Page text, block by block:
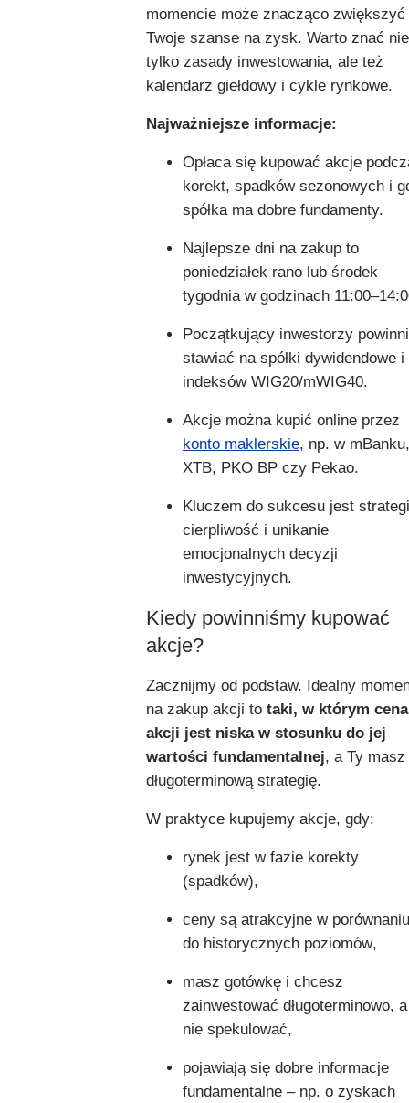
momencie może znacząco zwiększyć
Twoje szanse na zysk. Warto znać nie
tylko zasady inwestowania, ale też
kalendarz giełdowy i cykle rynkowe.
Najważniejsze informacje:
Opłaca się kupować akcje
korekt, spadków sezonowych i
spółka ma dobre fundamenty.
Najlepsze dni na zakup to
poniedziałek rano lub środek
tygodnia w godzinach
Początkujący inwestorzy powinni
stawiać na spółki dywidendowe i
indeksów WIG20/mWIG40.
Akcje można kupić online przez
konto maklerskie, np. w mBanku,
XTB, PKO BP czy Pekao.
Kluczem do sukcesu jest
cierpliwość i unikanie
emocjonalnych decyzji
inwestycyjnych.
Kiedy powinniśmy kupować
akcje?
Zacznijmy od podstaw. Idealny
na zakup akcji to taki, w którym cena
akcji jest niska w stosunku do jej
wartości fundamentalnej, a Ty masz
długoterminową strategię.
W praktyce kupujemy akcje, gdy:
rynek jest w fazie korekty
(spadków),
ceny są atrakcyjne w porównaniu
do historycznych poziomów,
masz gotówkę i chcesz
zainwestować długoterminowo, a
nie spekulować,
pojawiają się dobre informacje
fundamentalne – np. o zyskach